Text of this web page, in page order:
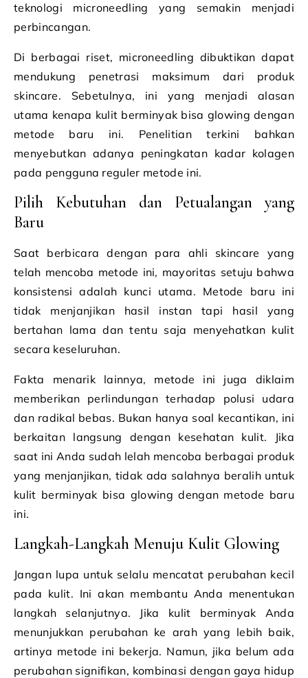
teknologi microneedling yang semakin menjadi
perbincangan.
Di berbagai riset, microneedling dibuktikan dapat
mendukung penetrasi maksimum dari produk
skincare. Sebetulnya, ini yang menjadi alasan
utama kenapa kulit berminyak bisa glowing dengan
metode baru ini. Penelitian terkini bahkan
menyebutkan adanya peningkatan kadar kolagen
pada pengguna reguler metode ini.
Pilih Kebutuhan dan Petualangan yang
Baru
Saat berbicara dengan para ahli skincare yang
telah mencoba metode ini, mayoritas setuju bahwa
konsistensi adalah kunci utama. Metode baru ini
tidak menjanjikan hasil instan tapi hasil yang
bertahan lama dan tentu saja menyehatkan kulit
secara keseluruhan.
Fakta menarik lainnya, metode ini juga diklaim
memberikan perlindungan terhadap polusi udara
dan radikal bebas. Bukan hanya soal kecantikan, ini
berkaitan langsung dengan kesehatan kulit. Jika
saat ini Anda sudah lelah mencoba berbagai produk
yang menjanjikan, tidak ada salahnya beralih untuk
kulit berminyak bisa glowing dengan metode baru
ini.
Langkah-Langkah Menuju Kulit Glowing
Jangan lupa untuk selalu mencatat perubahan kecil
pada kulit. Ini akan membantu Anda menentukan
langkah selanjutnya. Jika kulit berminyak Anda
menunjukkan perubahan ke arah yang lebih baik,
artinya metode ini bekerja. Namun, jika belum ada
perubahan signifikan, kombinasi dengan gaya hidup